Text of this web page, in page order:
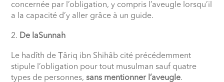
concernée par l’obligation, y compris l’aveugle lorsqu’il
a la capacité d’y aller grâce à un guide.
De laSunnah
Le hadîth de Ṭâriq ibn Shihâb cité précédemment
stipule l’obligation pour tout musulman sauf quatre
types de personnes,sans mentionner l’aveugle.